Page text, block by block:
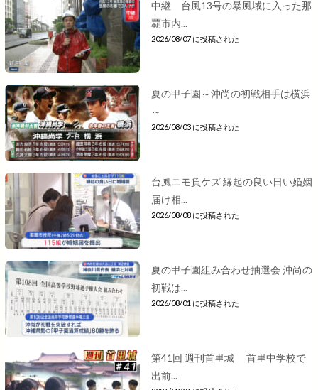
中継 台風13号の暴風域に入った那
覇市内...
2026/08/07 に投稿された
夏の甲子園～沖尚の初戦相手は横浜
～
2026/08/03 に投稿された
台風ニモ負ケズ 縁起の良い日い婚姻
届け相...
2026/08/08 に投稿された
夏の甲子園組み合わせ抽選会 沖尚の
初戦は...
2026/08/01 に投稿された
第41回 週刊首里城 首里中学校で
出前...